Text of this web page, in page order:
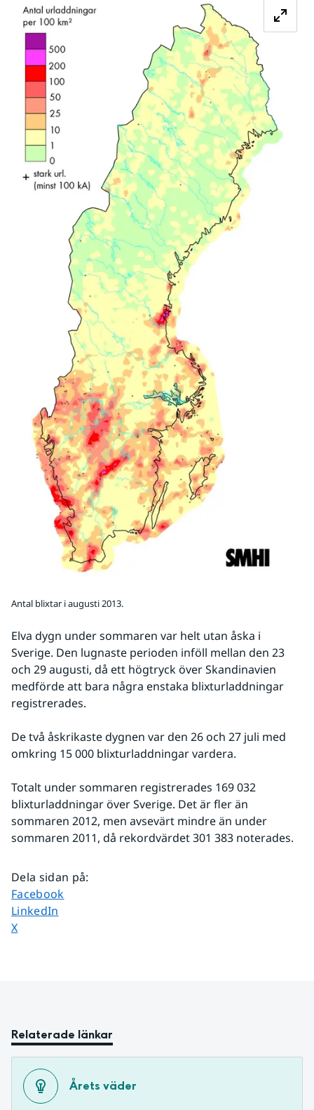
Antal blixtar i augusti 2013.
Elva dygn under sommaren var helt utan åska i
Sverige. Den lugnaste perioden inföll mellan den 23
och 29 augusti, då ett högtryck över Skandinavien
medförde att bara några enstaka blixturladdningar
registrerades.
De två åskrikaste dygnen var den 26 och 27 juli med
omkring 15 000 blixturladdningar vardera.
Totalt under sommaren registrerades 169 032
blixturladdningar över Sverige. Det är fler än
sommaren 2012, men avsevärt mindre än under
sommaren 2011, då rekordvärdet 301 383 noterades.
Dela sidan på:
Dela sidan på
Facebook
Dela sidan på
LinkedIn
Dela sidan på
X
Relaterade länkar
Årets väder